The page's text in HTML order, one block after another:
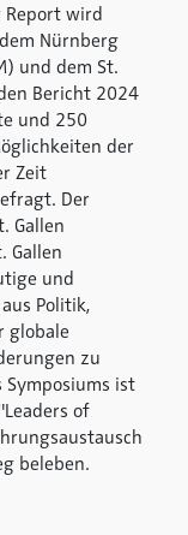
Report wird
Nürnberg
und dem St.
Bericht 2024
und 250
der
Zeit
Der
Gallen
Gallen
und
Politik,
globale
zu
ist
of
beleben.